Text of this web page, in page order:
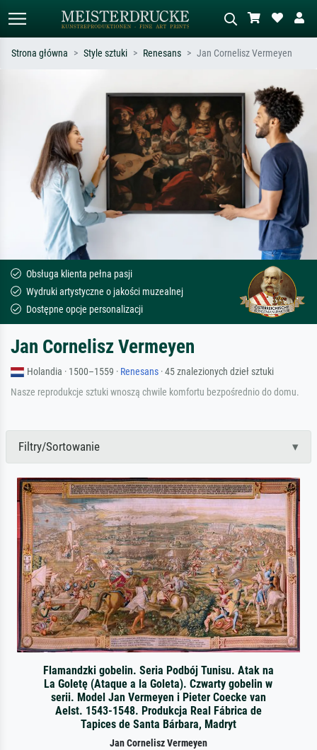
Szukaj wg artysty, tytułu lub stylu – np.
Monet, Gwiaździsta noc,
impresjonizm, fala Hokusaia, akt.
Opisz scenę – np. zielona łąka,
abstrakcja z czerwienią, ciemny olej,
stojący akt obok drzewa.
Strona główna Style sztuki Renesans Jan Cornelisz Vermeyen
Obsługa klienta pełna pasji
Wydruki artystyczne o jakości muzealnej
Dostępne opcje personalizacji
Jan Cornelisz Vermeyen
Holandia · 1500–1559 · Renesans · 45 znalezionych dzieł sztuki
Nasze reprodukcje sztuki wnoszą chwile komfortu bezpośrednio do domu.
Filtry/Sortowanie
Flamandzki gobelin. Seria Podbój Tunisu. Atak na
La Goletę (Ataque a la Goleta). Czwarty gobelin w
serii. Model Jan Vermeyen i Pieter Coecke van
Aelst. 1543-1548. Produkcja Real Fábrica de
Tapices de Santa Bárbara, Madryt
Jan Cornelisz Vermeyen